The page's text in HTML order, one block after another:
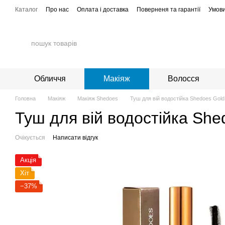
Перейти до основного контенту
Каталог Про нас Оплата і доставка Поверненя та гарантії
Обличчя Макіяж Волосся
Головна Макіяж Макіяж Shedoes Туш для вій водостійка Shedoes
Туш для вій водостійка
Очікується Написати відгук
Акція
Хіт
−37%